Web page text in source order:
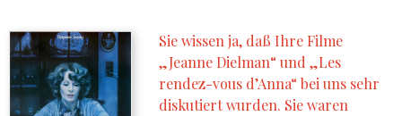
Sie wissen ja, daß Ihre Filme
„Jeanne Dielman“ und „Les
rendez-vous d’Anna“ bei uns sehr
diskutiert wurden. Sie waren